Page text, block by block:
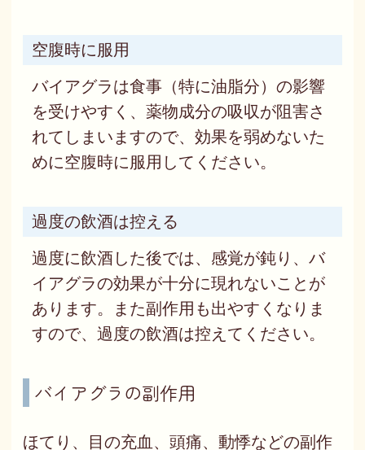
空腹時に服用
バイアグラは食事（特に油脂分）の影響
を受けやすく、薬物成分の吸収が阻害さ
れてしまいますので、効果を弱めないた
めに空腹時に服用してください。
過度の飲酒は控える
過度に飲酒した後では、感覚が鈍り、バ
イアグラの効果が十分に現れないことが
あります。また副作用も出やすくなりま
すので、過度の飲酒は控えてください。
バイアグラの副作用
ほてり、目の充血、頭痛、動悸などの副作